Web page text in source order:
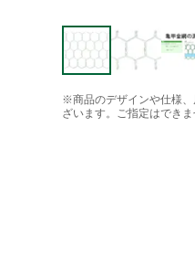
※商品のデザインや仕様
ざいます。ご指定はでき